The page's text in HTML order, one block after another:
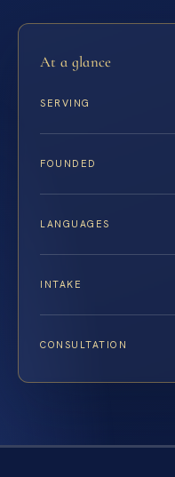
At a glance
SERVING
FOUNDED
LANGUAGES
INTAKE
CONSULTATION